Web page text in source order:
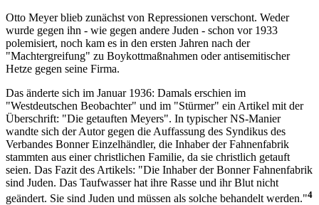
Otto Meyer blieb zunächst von Repressionen verschont. Weder
wurde gegen ihn - wie gegen andere Juden - schon vor 1933
polemisiert, noch kam es in den ersten Jahren nach der
"Machtergreifung" zu Boykottmaßnahmen oder antisemitischer
Hetze gegen seine Firma.
Das änderte sich im Januar 1936: Damals erschien im
"Westdeutschen Beobachter" und im "Stürmer" ein Artikel mit der
Überschrift: "Die getauften Meyers". In typischer NS-Manier
wandte sich der Autor gegen die Auffassung des Syndikus des
Verbandes Bonner Einzelhändler, die Inhaber der Fahnenfabrik
stammten aus einer christlichen Familie, da sie christlich getauft
seien. Das Fazit des Artikels: "Die Inhaber der Bonner Fahnenfabrik
sind Juden. Das Taufwasser hat ihre Rasse und ihr Blut nicht
geändert. Sie sind Juden und müssen als solche behandelt werden."4